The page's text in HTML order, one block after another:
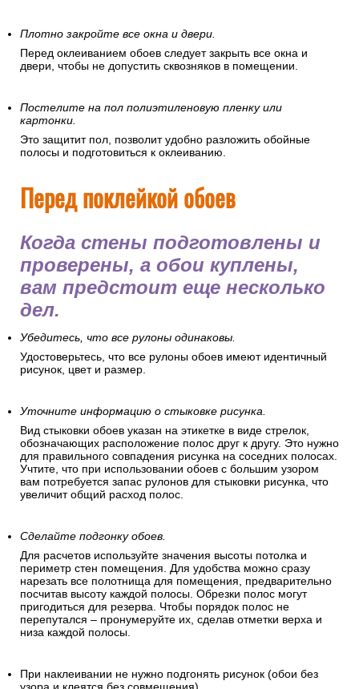
Плотно закройте все окна и двери.
Перед оклеиванием обоев следует закрыть все окна и
двери, чтобы не допустить сквозняков в помещении.
Постелите на пол полиэтиленовую пленку или
картонки.
Это защитит пол, позволит удобно разложить обойные
полосы и подготовиться к оклеиванию.
Перед поклейкой обоев
Когда стены подготовлены и
проверены, а обои куплены,
вам предстоит еще несколько
дел.
Убедитесь, что все рулоны одинаковы.
Удостоверьтесь, что все рулоны обоев имеют идентичный
рисунок, цвет и размер.
Уточните информацию о стыковке рисунка.
Вид стыковки обоев указан на этикетке в виде стрелок,
обозначающих расположение полос друг к другу. Это нужно
для правильного совпадения рисунка на соседних полосах.
Учтите, что при использовании обоев с большим узором
вам потребуется запас рулонов для стыковки рисунка, что
увеличит общий расход полос.
Сделайте подгонку обоев.
Для расчетов используйте значения высоты потолка и
периметр стен помещения. Для удобства можно сразу
нарезать все полотнища для помещения, предварительно
посчитав высоту каждой полосы. Обрезки полос могут
пригодиться для резерва. Чтобы порядок полос не
перепутался – пронумеруйте их, сделав отметки верха и
низа каждой полосы.
При наклеивании не нужно подгонять рисунок (обои без